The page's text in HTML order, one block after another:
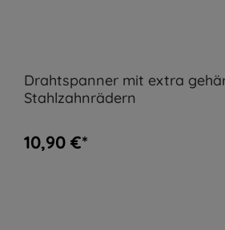
Drahtspanner mit extra
Stahlzahnrädern
10,90 €*